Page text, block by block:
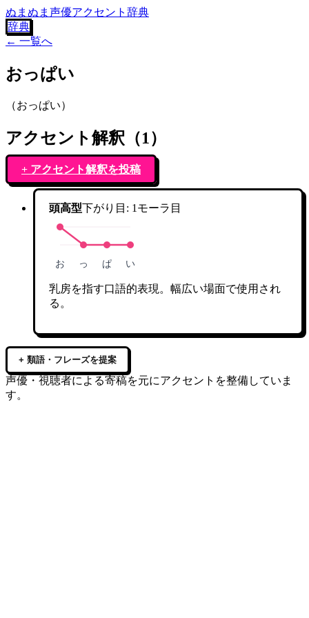
ぬまぬま声優アクセント辞典
辞典
← 一覧へ
おっぱい
（おっぱい）
アクセント解釈（1）
+ アクセント解釈を投稿
頭高型下がり目: 1 モーラ目
お っ ぱ い
乳房を指す口語的表現。幅広い場面で使用され
る。
+ 類語・フレーズを提案
声優・視聴者による寄稿を元にアクセントを整備していま
す。